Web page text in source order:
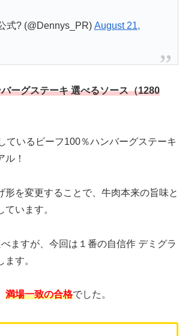
式? (@Dennys_PR) August 21,
ーグステーキ 選べるソース（1280
ているビーフ100％ハンバーグステーキ
ル！
形を変更することで、牛肉本来の旨味と
います。
ますが、今回は１番の自信作 デミグラ
す。
満場一致の合格でした。